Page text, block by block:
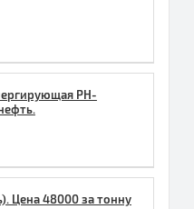
РН-
Цена 48000 за тонну